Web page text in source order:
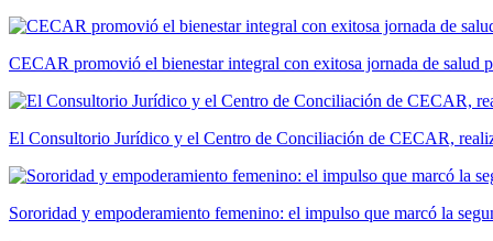
CECAR promovió el bienestar integral con exitosa jornada de salud
El Consultorio Jurídico y el Centro de Conciliación de CECAR,
Sororidad y empoderamiento femenino: el impulso que marcó la